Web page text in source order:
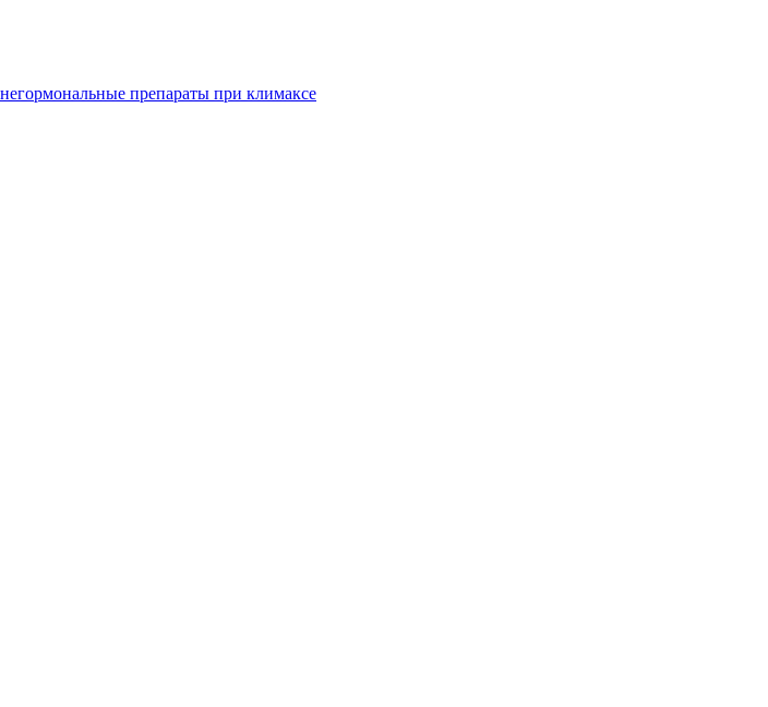
препараты при климаксе